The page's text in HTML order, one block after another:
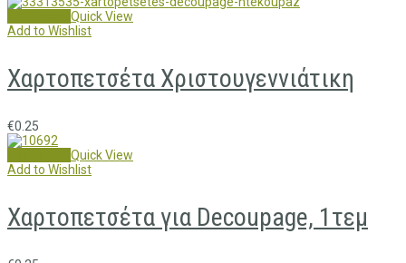
Quick View
Add to Wishlist
Χαρτοπετσέτα Χριστουγεννιάτικη
€0.25
Quick View
Add to Wishlist
Χαρτοπετσέτα για Decoupage, 1τεμ